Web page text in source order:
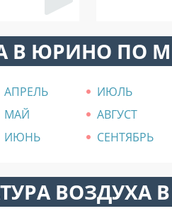
В ЮРИНО ПО
АПРЕЛЬ
ИЮЛЬ
МАЙ
АВГУСТ
ИЮНЬ СЕНТЯБРЬ
ВОЗДУХА